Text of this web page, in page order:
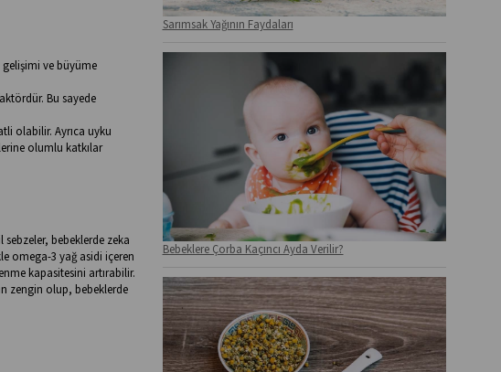
ve büyüme
Bu sayede
olabilir. Ayrıca uyku
olumlu katkılar
bebeklerde zeka
omega-3 yağ asidi içeren
kapasitesini artırabilir.
zengin olup, bebeklerde
Sarımsak Yağının Faydaları
Bebeklere Çorba Kaçıncı Ayda Verilir?